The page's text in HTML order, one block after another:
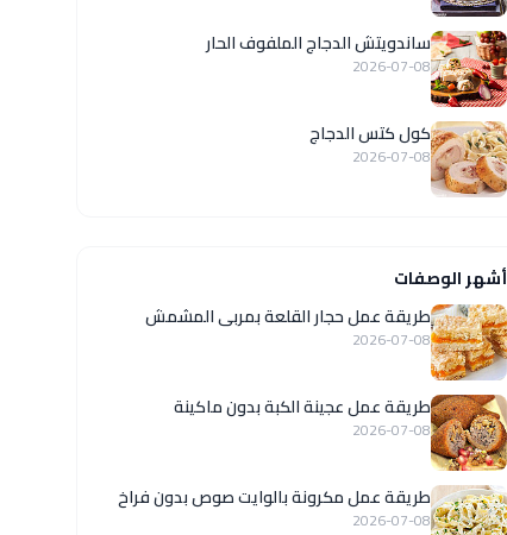
ساندويتش الدجاج الملفوف الحار
2026-07-08
كول كتس الدجاج
2026-07-08
أشهر الوصفات
طريقة عمل حجار القلعة بمربى المشمش
2026-07-08
طريقة عمل عجينة الكبة بدون ماكينة
2026-07-08
طريقة عمل مكرونة بالوايت صوص بدون فراخ
2026-07-08